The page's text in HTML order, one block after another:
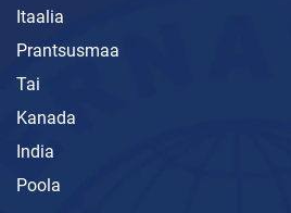
Itaalia
Prantsusmaa
Tai
Kanada
India
Poola